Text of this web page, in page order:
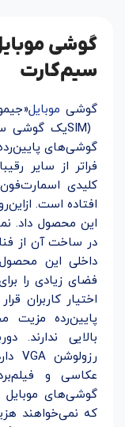
سیم‌کارت
گوشی موبایل
SIM)یک گوشی
گوشی‌های پایین‌رده
فراتر از سایر
کلیدی
افتاده است.
این محصول داد. نمایشگر
در ساخت آن از
فضای زیادی را
اختیار کاربران
پایین‌رده مزیت
بالایی
رزولوشنVGA
عکاسی و
گوشی‌های موبایل
که نمی‌خواهند